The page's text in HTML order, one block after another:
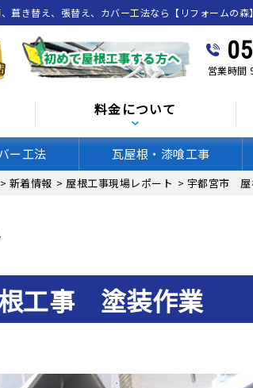
葺き替え、張替え、カバー工法なら【リフォームの
営業時間
料金について
ー工法 瓦屋根・漆喰工事
> 新着情報 > 屋根工事現場レポート > 宇都宮市
工事 塗装作業